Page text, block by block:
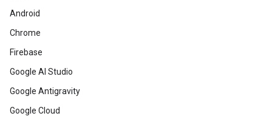
Android
Chrome
Firebase
Google AI Studio
Google Antigravity
Google Cloud